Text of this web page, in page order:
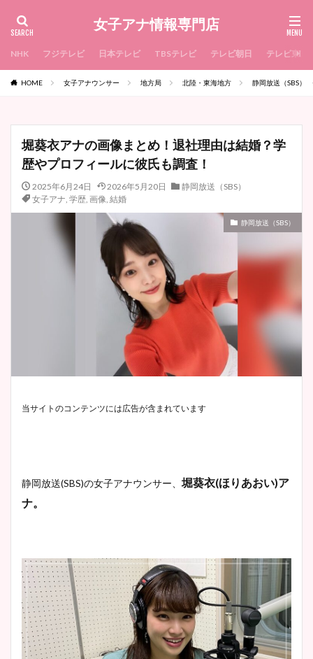
女子アナ情報専門店
NHK フジテレビ 日本テレビ TBSテレビ テレビ朝日 テレビ東京
HOME 女子アナウンサー 地方局 北陸・東海地方 静岡放送（SBS）
堀葵衣アナの画像まとめ！退社理由は結婚？学
歴やプロフィールに彼氏も調査！
2025年6月24日 2026年5月20日
静岡放送（SBS）
女子アナ, 学歴, 画像, 結婚
静岡放送（SBS）
当サイトのコンテンツには広告が含まれています
静岡放送(SBS)の女子アナウンサー、 堀葵衣(ほりあおい)ア
ナ。